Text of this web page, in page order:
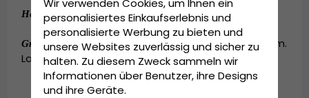
Hergestellt aus:100Prozent ökologische Baumwolle
Grösseninformationen:Small - 56 cm. Medium - 58 cm.
Large - 60 cm. X-Large - 62 cm.
Wir verwenden Cookies, um Ihnen ein
personalisiertes Einkaufserlebnis und
personalisierte Werbung zu bieten und
unsere Websites zuverlässig und sicher zu
halten. Zu diesem Zweck sammeln wir
Informationen über Benutzer, ihre Designs
und ihre Geräte.